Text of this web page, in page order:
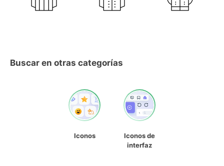
Buscar en otras categorías
Iconos
Iconos de
interfaz